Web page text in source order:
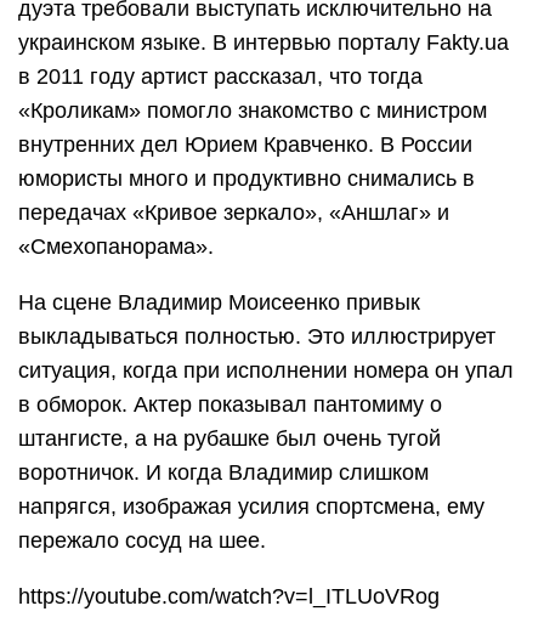
дуэта требовали выступать исключительно на
украинском языке. В интервью порталу Fakty.ua
в 2011 году артист рассказал, что тогда
«Кроликам» помогло знакомство с министром
внутренних дел Юрием Кравченко. В России
юмористы много и продуктивно снимались в
передачах «Кривое зеркало», «Аншлаг» и
«Смехопанорама».
На сцене Владимир Моисеенко привык
выкладываться полностью. Это иллюстрирует
ситуация, когда при исполнении номера он упал
в обморок. Актер показывал пантомиму о
штангисте, а на рубашке был очень тугой
воротничок. И когда Владимир слишком
напрягся, изображая усилия спортсмена, ему
пережало сосуд на шее.
https://youtube.com/watch?v=l_ITLUoVRog